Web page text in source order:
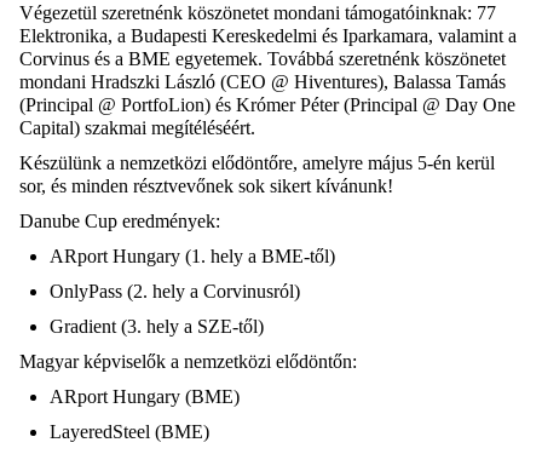
Végezetül szeretnénk köszönetet mondani támogatóinknak: 77
Elektronika, a Budapesti Kereskedelmi és Iparkamara, valamint a
Corvinus és a BME egyetemek. Továbbá szeretnénk köszönetet
mondani Hradszki László (CEO @ Hiventures), Balassa Tamás
(Principal @ PortfoLion) és Krómer Péter (Principal @ Day One
Capital) szakmai megítéléséért.
Készülünk a nemzetközi elődöntőre, amelyre május 5-én kerül
sor, és minden résztvevőnek sok sikert kívánunk!
Danube Cup eredmények:
ARport Hungary (1. hely a BME-től)
OnlyPass (2. hely a Corvinusról)
Gradient (3. hely a SZE-től)
Magyar képviselők a nemzetközi elődöntőn:
ARport Hungary (BME)
LayeredSteel (BME)